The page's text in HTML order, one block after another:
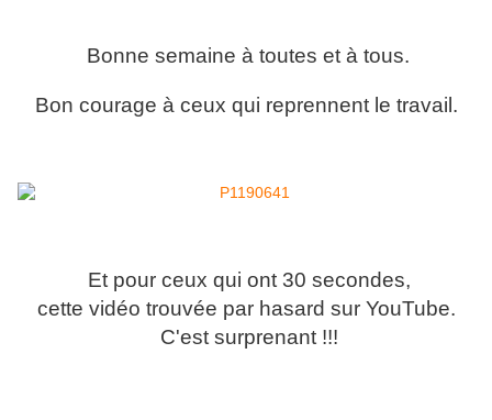
Bonne semaine à toutes et à tous.
Bon courage à ceux qui reprennent le travail.
Et pour ceux qui ont 30 secondes,
cette vidéo trouvée par hasard sur YouTube.
C'est surprenant !!!